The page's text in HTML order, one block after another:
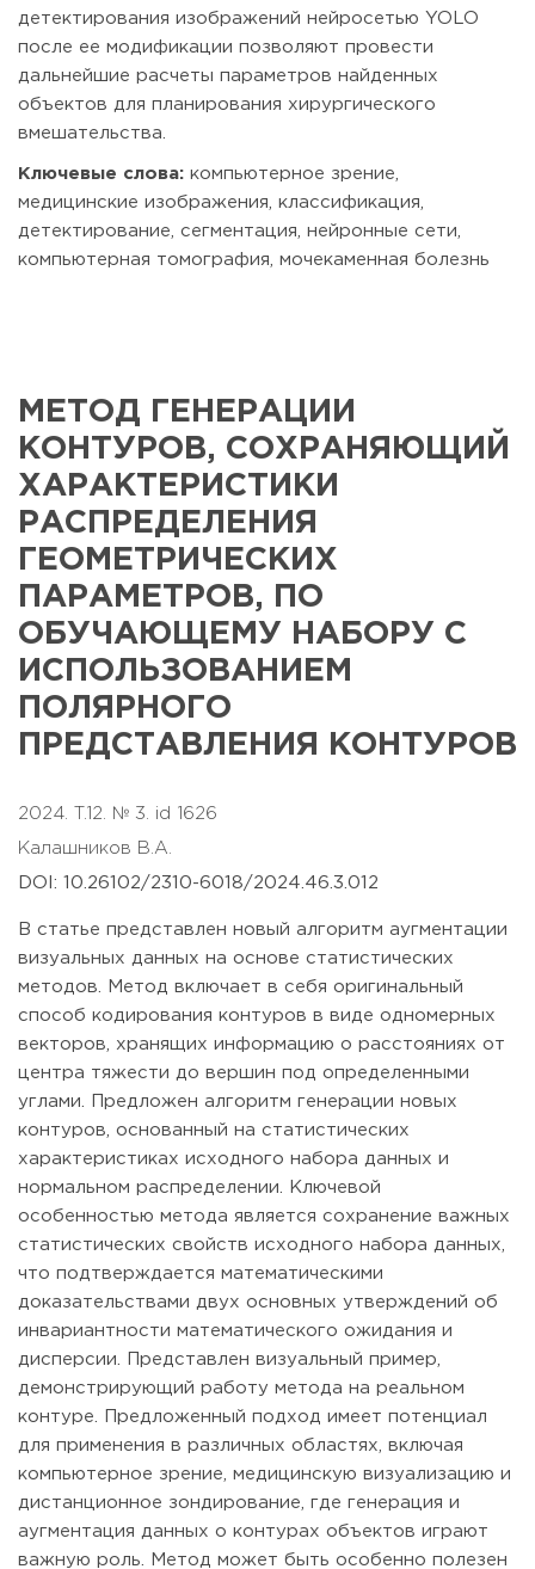
детектирования изображений нейросетью YOLO
после ее модификации позволяют провести
дальнейшие расчеты параметров найденных
объектов для планирования хирургического
вмешательства.
Ключевые слова: компьютерное зрение,
медицинские изображения, классификация,
детектирование, сегментация, нейронные сети,
компьютерная томография, мочекаменная болезнь
МЕТОД ГЕНЕРАЦИИ
КОНТУРОВ, СОХРАНЯЮЩИЙ
ХАРАКТЕРИСТИКИ
РАСПРЕДЕЛЕНИЯ
ГЕОМЕТРИЧЕСКИХ
ПАРАМЕТРОВ, ПО
ОБУЧАЮЩЕМУ НАБОРУ С
ИСПОЛЬЗОВАНИЕМ
ПОЛЯРНОГО
ПРЕДСТАВЛЕНИЯ КОНТУРОВ
2024. T.12. № 3. id 1626
Калашников В.А.
DOI: 10.26102/2310-6018/2024.46.3.012
В статье представлен новый алгоритм аугментации
визуальных данных на основе статистических
методов. Метод включает в себя оригинальный
способ кодирования контуров в виде одномерных
векторов, хранящих информацию о расстояниях от
центра тяжести до вершин под определенными
углами. Предложен алгоритм генерации новых
контуров, основанный на статистических
характеристиках исходного набора данных и
нормальном распределении. Ключевой
особенностью метода является сохранение важных
статистических свойств исходного набора данных,
что подтверждается математическими
доказательствами двух основных утверждений об
инвариантности математического ожидания и
дисперсии. Представлен визуальный пример,
демонстрирующий работу метода на реальном
контуре. Предложенный подход имеет потенциал
для применения в различных областях, включая
компьютерное зрение, медицинскую визуализацию и
дистанционное зондирование, где генерация и
аугментация данных о контурах объектов играют
важную роль. Метод может быть особенно полезен